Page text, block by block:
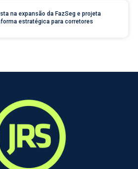
na expansão da FazSeg e projeta
estratégica para corretores